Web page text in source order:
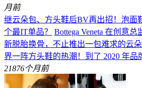
月前
继云朵包、方头鞋后BV再出招！泡面
个最IT单品？
Bottega Veneta 在创意
新脱胎换骨，不止推出一包难求的云
界一阵方头鞋的热潮！到了 2020 年品
21876个月前